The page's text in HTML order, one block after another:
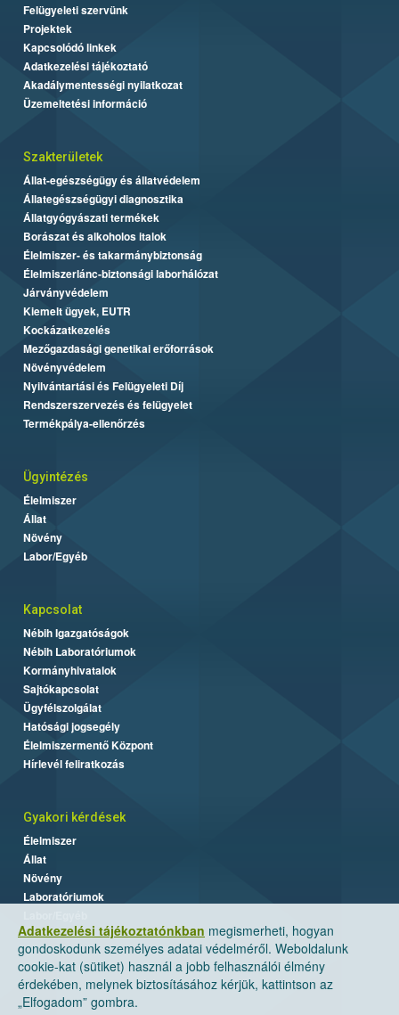
Adatkezelési tájékoztatónkban megismerheti, hogyan
gondoskodunk személyes adatai védelméről. Weboldalunk
cookie-kat (sütiket) használ a jobb felhasználói élmény
érdekében, melynek biztosításához kérjük, kattintson az
„Elfogadom” gombra.
Felügyeleti szervünk
Projektek
Kapcsolódó linkek
Adatkezelési tájékoztató
Akadálymentességi nyilatkozat
Üzemeltetési információ
Szakterületek
Állat-egészségügy és állatvédelem
Állategészségügyi diagnosztika
Állatgyógyászati termékek
Borászat és alkoholos italok
Élelmiszer- és takarmánybiztonság
Élelmiszerlánc-biztonsági laborhálózat
Járványvédelem
Kiemelt ügyek, EUTR
Kockázatkezelés
Mezőgazdasági genetikai erőforrások
Növényvédelem
Nyilvántartási és Felügyeleti Díj
Rendszerszervezés és felügyelet
Termékpálya-ellenőrzés
Ügyintézés
Élelmiszer
Állat
Növény
Labor/Egyéb
Kapcsolat
Nébih Igazgatóságok
Nébih Laboratóriumok
Kormányhivatalok
Sajtókapcsolat
Ügyfélszolgálat
Hatósági jogsegély
Élelmiszermentő Központ
Hírlevél feliratkozás
Gyakori kérdések
Élelmiszer
Állat
Növény
Laboratóriumok